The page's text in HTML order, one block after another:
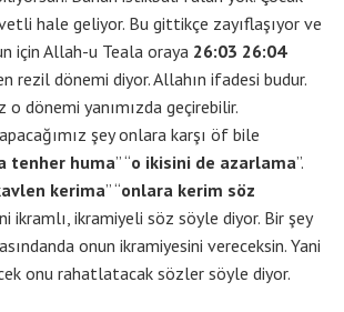
hale geliyor. Bu gittikçe zayıflaşıyor ve
için Allah-u Teala oraya 26:03 26:04
rezil dönemi diyor. Allahın ifadesi budur.
o dönemi yanımızda geçirebilir.
şey onlara karşı öf bile
tenher huma” “o ikisini de azarlama”.
kerima” “onlara kerim söz
ikramlı, ikramiyeli söz söyle diyor. Bir şey
onun ikramiyesini vereceksin. Yani
onu rahatlatacak sözler söyle diyor.